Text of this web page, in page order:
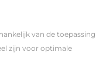
van de toepassing
zijn voor optimale